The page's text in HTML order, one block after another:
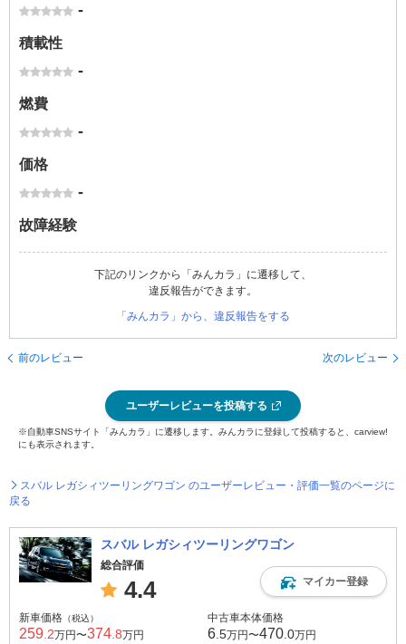
-
積載性
-
燃費
-
価格
-
故障経験
下記のリンクから「みんカラ」に遷移して、
違反報告ができます。
「みんカラ」から、違反報告をする
前のレビュー 次のレビュー
ユーザーレビューを投稿する
※自動車SNSサイト「みんカラ」に遷移します。みんカラに登録して投稿すると、carview!
にも表示されます。
スバル レガシィツーリングワゴン のユーザーレビュー・評価一覧のページに
戻る
スバル レガシィツーリングワゴン
総合評価
4.4 マイカー登録
新車価格 （税込）
259 .2万円〜374 .8万円
中古車本体価格
6 .5万円〜470 .0万円